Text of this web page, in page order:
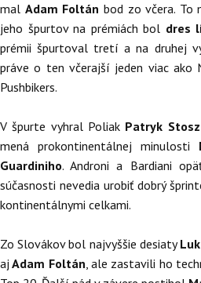
mal Adam Foltán bod zo včera. To
jeho špurtov na prémiách bol dres
prémii špurtoval tretí a na druhej
práve o ten včerajší jeden viac ako
Pushbikers.
V špurte vyhral Poliak Patryk Stosz
mená prokontinentálnej minulosti
Guardiniho. Androni a Bardiani
súčasnosti nevedia urobiť dobrý
kontinentálnymi celkami.
Zo Slovákov bol najvyššie desiaty
aj Adam Foltán, ale zastavili ho